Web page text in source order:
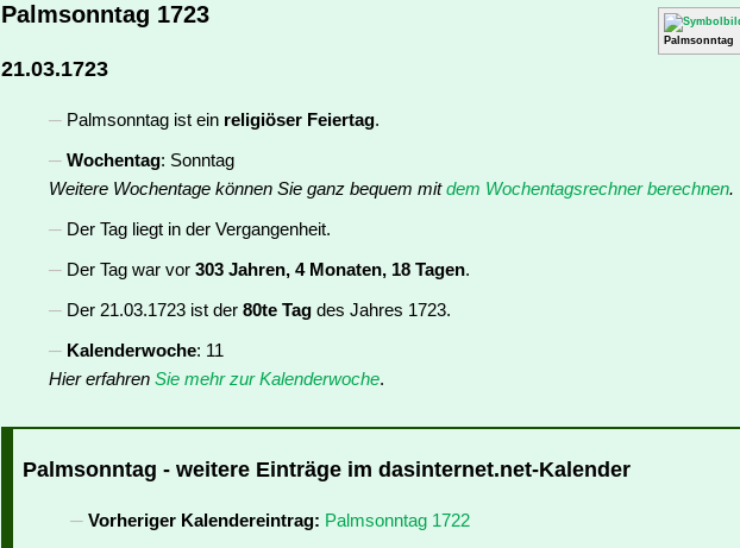
Palmsonntag
Palmsonntag 1723
21.03.1723
Palmsonntag ist ein religiöser Feiertag.
Wochentag: Sonntag
Weitere Wochentage können Sie ganz bequem mitdem Wochentagsrechner berechnen.
Der Tag liegt in der Vergangenheit.
Der Tag war vor 303 Jahren, 4 Monaten, 18 Tagen.
Der 21.03.1723 ist der 80te Tag des Jahres 1723.
Kalenderwoche: 11
Hier erfahren Sie mehr zur Kalenderwoche.
Palmsonntag - weitere Einträge im dasinternet.net-Kalender
Vorheriger Kalendereintrag: Palmsonntag 1722